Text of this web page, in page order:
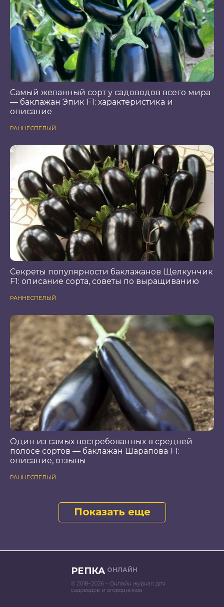
Самый желанный сорт у садоводов всего мира
— баклажан Эпик F1: характеристика и
описание
РАННЕСПЕЛЫЙ
Секреты популярности баклажанов Щелкунчик
F1: описание сорта, советы по выращиванию
РАННЕСПЕЛЫЙ
Один из самых востребованных в средней
полосе сортов — баклажан Шарапова F1:
описание, отзывы
РАННЕСПЕЛЫЙ
Показать еще
РЕПКА ОНЛАЙН
© 2018–2026 – Онлайн журнал для
садоводов и огородников